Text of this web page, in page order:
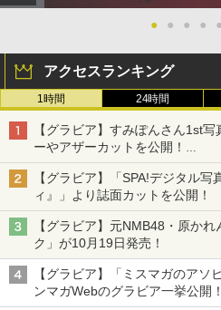
● ● ● ● ●
アクセスランキング
1時間 24時間
【グラビア】すみぽんさん1st
ーやアザーカットを公開！
タイトルは「offcourt（オフコー
【グラビア】「SPA!デジタル
ィ』」より誌面カットを公開！
【グラビア】元NMB48・原か
ク」が10月19日発売！
【グラビア】「ミスマガのアソ
ンマガWebのグラビア一挙公開！